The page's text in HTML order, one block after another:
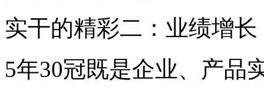
实干的精彩二：业绩增
5年30冠既是企业、产品